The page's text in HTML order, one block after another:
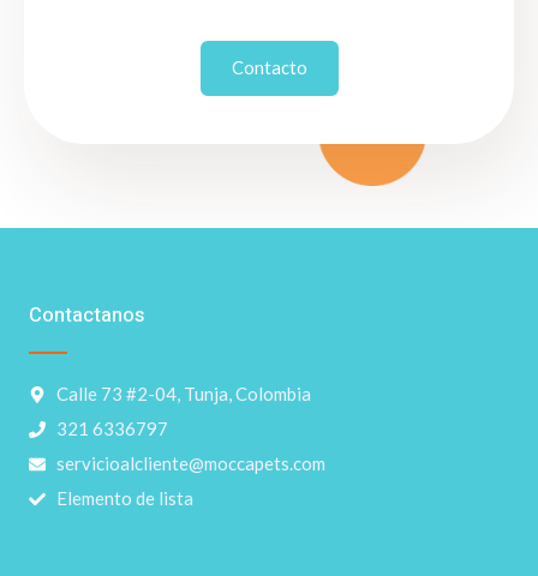
Contacto
Contactanos
Calle 73 #2-04, Tunja, Colombia
321 6336797
servicioalcliente@moccapets.com
Elemento de lista